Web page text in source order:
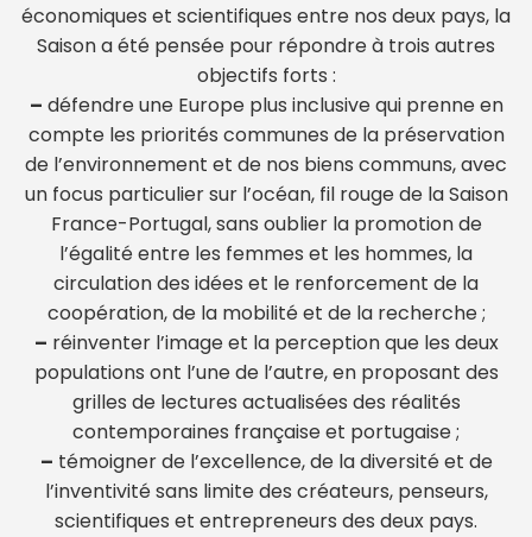
économiques et scientifiques entre nos deux pays, la
Saison a été pensée pour répondre à trois autres
objectifs forts :
– défendre une Europe plus inclusive qui prenne en
compte les priorités communes de la préservation
de l’environnement et de nos biens communs, avec
un focus particulier sur l’océan, fil rouge de la Saison
France-Portugal, sans oublier la promotion de
l’égalité entre les femmes et les hommes, la
circulation des idées et le renforcement de la
coopération, de la mobilité et de la recherche ;
– réinventer l’image et la perception que les deux
populations ont l’une de l’autre, en proposant des
grilles de lectures actualisées des réalités
contemporaines française et portugaise ;
– témoigner de l’excellence, de la diversité et de
l’inventivité sans limite des créateurs, penseurs,
scientifiques et entrepreneurs des deux pays.